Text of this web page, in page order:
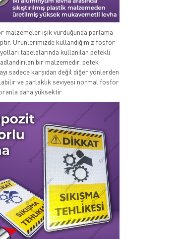
malzemeler ışık vurduğunda parlama
Ürünlerimizde kullandığımız fosfor
tabelalarında kullanılan petekli
bir malzemedir. petek
sadece karşıdan değil diğer yönlerden
ve parlaklık seviyesi normal fosfor
daha yüksektir.